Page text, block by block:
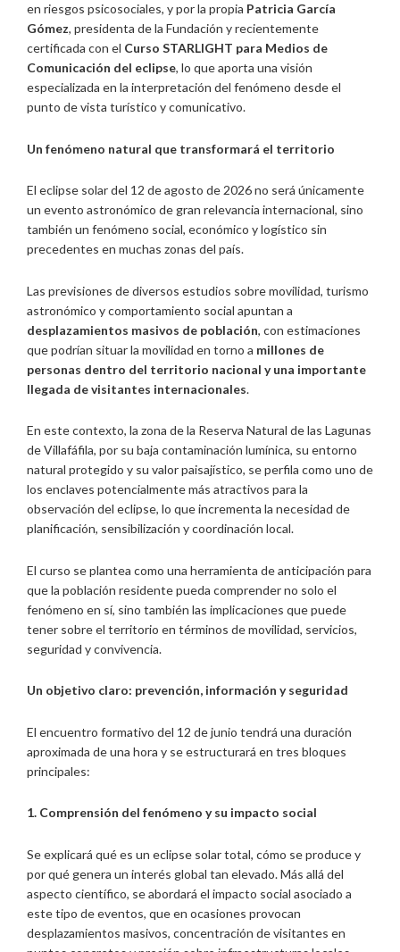
en riesgos psicosociales, y por la propia Patricia García
Gómez, presidenta de la Fundación y recientemente
certificada con el Curso STARLIGHT para Medios de
Comunicación del eclipse, lo que aporta una visión
especializada en la interpretación del fenómeno desde el
punto de vista turístico y comunicativo.
Un fenómeno natural que transformará el territorio
El eclipse solar del 12 de agosto de 2026 no será únicamente
un evento astronómico de gran relevancia internacional, sino
también un fenómeno social, económico y logístico sin
precedentes en muchas zonas del país.
Las previsiones de diversos estudios sobre movilidad, turismo
astronómico y comportamiento social apuntan a
desplazamientos masivos de población, con estimaciones
que podrían situar la movilidad en torno a millones de
personas dentro del territorio nacional y una importante
llegada de visitantes internacionales.
En este contexto, la zona de la Reserva Natural de las Lagunas
de Villafáfila, por su baja contaminación lumínica, su entorno
natural protegido y su valor paisajístico, se perfila como uno de
los enclaves potencialmente más atractivos para la
observación del eclipse, lo que incrementa la necesidad de
planificación, sensibilización y coordinación local.
El curso se plantea como una herramienta de anticipación para
que la población residente pueda comprender no solo el
fenómeno en sí, sino también las implicaciones que puede
tener sobre el territorio en términos de movilidad, servicios,
seguridad y convivencia.
Un objetivo claro: prevención, información y seguridad
El encuentro formativo del 12 de junio tendrá una duración
aproximada de una hora y se estructurará en tres bloques
principales:
1. Comprensión del fenómeno y su impacto social
Se explicará qué es un eclipse solar total, cómo se produce y
por qué genera un interés global tan elevado. Más allá del
aspecto científico, se abordará el impacto social asociado a
este tipo de eventos, que en ocasiones provocan
desplazamientos masivos, concentración de visitantes en